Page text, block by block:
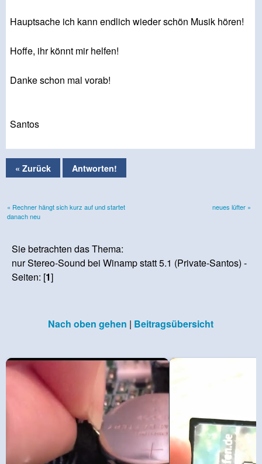
Hauptsache ich kann endlich wieder schön Musik hören!
Hoffe, ihr könnt mir helfen!
Danke schon mal vorab!
Santos
« Zurück Antworten!
« Rechner hängt sich kurz auf und startet
danach neu
neues lüfter »
Sie betrachten das Thema:
nur Stereo-Sound bei Winamp statt 5.1 (Private-Santos) -
Seiten: [1]
Nach oben gehen | Beitragsübersicht